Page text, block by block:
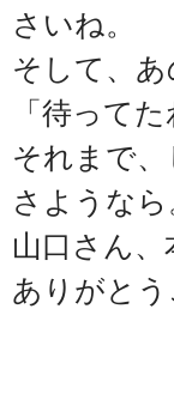
さいね。
そして、あ
「待って
それまで
さようなら
山口さん、
ありがとう